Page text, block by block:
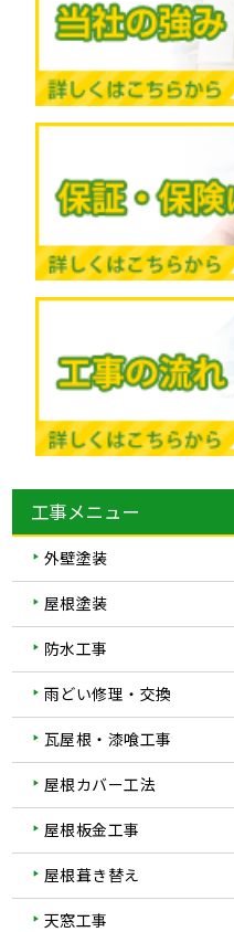
工事メニュー
外壁塗装
屋根塗装
防水工事
雨どい修理・交換
瓦屋根・漆喰工事
屋根カバー工法
屋根板金工事
屋根葺き替え
天窓工事